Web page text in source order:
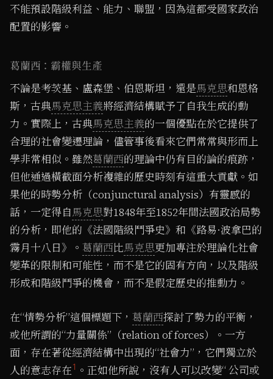
不能預設階級利益、能力、聯盟，因為這都受國家政治
配置的影響。
葛蘭西：霸權與生產
不論是考茨基、盧森堡、伯恩斯坦，還是馬克思和恩格
斯，古典馬克思主義將經濟結構賦予了自我生成的動
力。實際上，古典馬克思主義的一個優點在於它提供了
合理的社會變遷理論，儘管事後看來它們常常與形而上
學非常相似。雖然葛蘭西的理論中仍有目的論的痕跡，
但他通過橫截面分析複雜的歷史時刻有這重大貢獻。如
果他的時勢分析（conjunctural analysis）有靈感的
話，一定得自馬克思對1848年至1852年間法國政治局勢
的分析，即他的《法國階級鬥爭史》和《路易·波拿巴的
霧月十八日》。 葛蘭西比馬克思更加專注於理論化社會
變革的限制和可能性，而不是它的固有方向，以及階級
形成和階級鬥爭的機會，而不是假定歷史的推動力。
在“情勢分析”這個標題下， 葛蘭西探討了勢力的平衡，
或他所謂的“力量關係”（relation of forces）。一方
面，存在著從經濟結構中出現的“社會力”，它們獨立於
人的意志存在1 。正如他所說，沒有人可以改變“ 公司或